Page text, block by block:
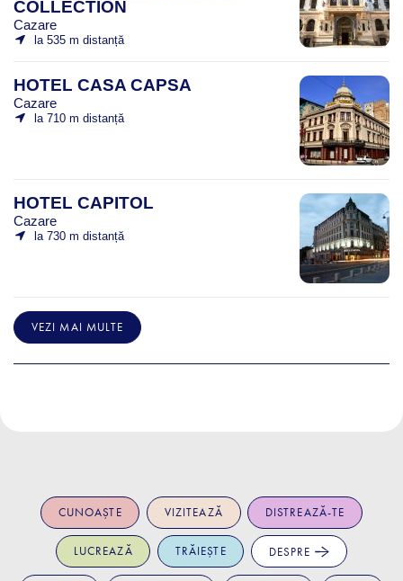
COLLECTION
Cazare
la 535 m distanță
HOTEL CASA CAPSA
Cazare
la 710 m distanță
HOTEL CAPITOL
Cazare
la 730 m distanță
VEZI MAI MULTE
CUNOAȘTE VIZITEAZĂ DISTREAZĂ-TE
LUCREAZĂ TRĂIEȘTE DESPRE